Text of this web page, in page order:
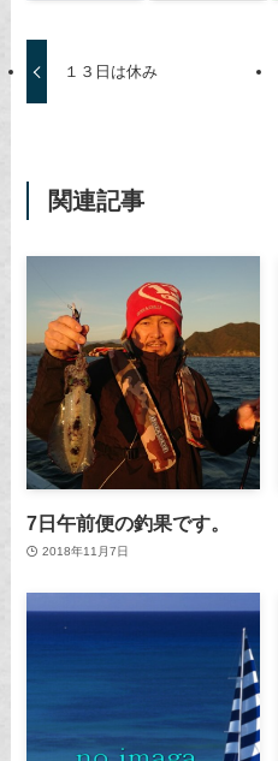
１３日は休み
関連記事
7日午前便の釣果です。
2018年11月7日